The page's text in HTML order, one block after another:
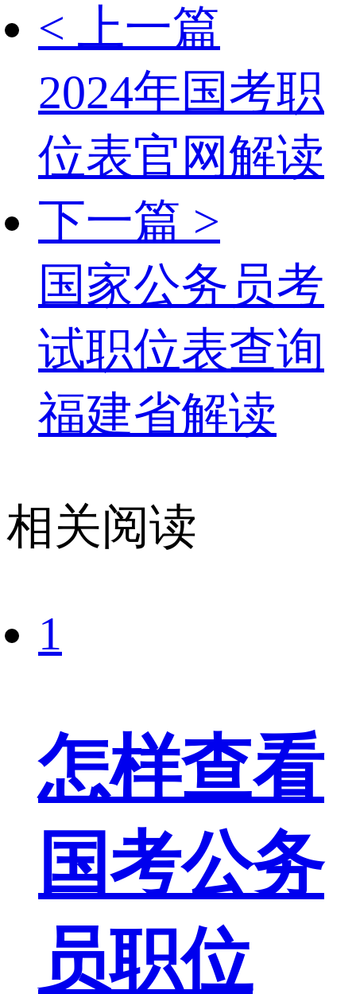
< 上一篇
2024年国考职
位表官网解读
下一篇 >
国家公务员考
试职位表查询
福建省解读
相关阅读
1
怎样查看
国考公务
员职位